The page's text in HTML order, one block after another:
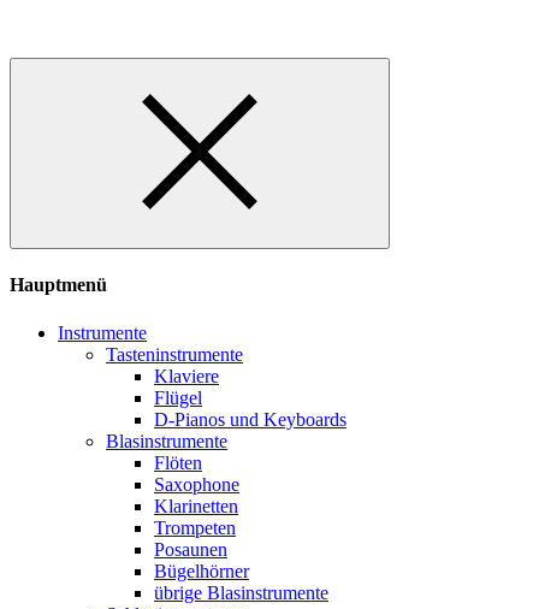
Hauptmenü
Instrumente
Tasteninstrumente
Klaviere
Flügel
D-Pianos und Keyboards
Blasinstrumente
Flöten
Saxophone
Klarinetten
Trompeten
Posaunen
Bügelhörner
übrige Blasinstrumente